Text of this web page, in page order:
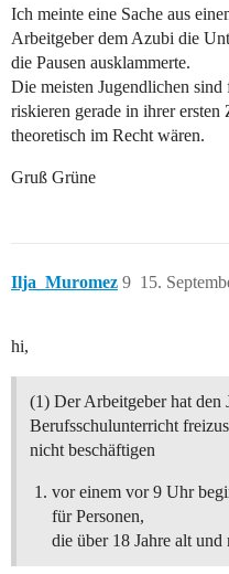
Ich meinte eine Sache aus
Arbeitgeber dem Azubi die
die Pausen ausklammerte.
Die meisten Jugendlichen
riskieren gerade in ihrer
theoretisch im Recht wären.
Gruß Grüne
Ilja_Muromez 15.
9
hi,
(1) Der Arbeitgeber hat den
Berufsschulunterricht
nicht beschäftigen
vor einem vor 9 Uhr
für Personen,
die über 18 Jahre alt